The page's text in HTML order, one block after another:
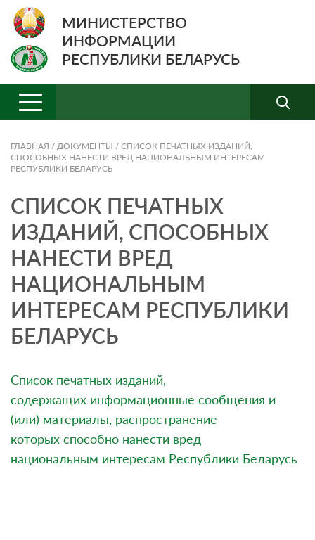
МИНИСТЕРСТВО
ИНФОРМАЦИИ
РЕСПУБЛИКИ БЕЛАРУСЬ
ГЛАВНАЯ / ДОКУМЕНТЫ / СПИСОК ПЕЧАТНЫХ ИЗДАНИЙ,
СПОСОБНЫХ НАНЕСТИ ВРЕД НАЦИОНАЛЬНЫМ ИНТЕРЕСАМ
РЕСПУБЛИКИ БЕЛАРУСЬ
СПИСОК ПЕЧАТНЫХ
ИЗДАНИЙ, СПОСОБНЫХ
НАНЕСТИ ВРЕД
НАЦИОНАЛЬНЫМ
ИНТЕРЕСАМ РЕСПУБЛИКИ
БЕЛАРУСЬ
Список печатных изданий,
содержащих информационные сообщения и
(или) материалы, распространение
которых способно нанести вред
национальным интересам Республики Беларусь